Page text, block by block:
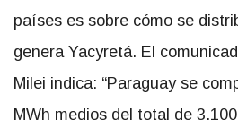
países es sobre cómo se
genera Yacyretá. El
Milei indica: “Paraguay se
MWh medios del total de